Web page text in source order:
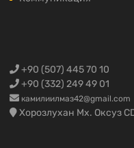
+90 (507) 445 70 10
+90 (332) 249 49 01
камилиилмаз42@gmail.com
Хорозлухан Мх. Оксуз